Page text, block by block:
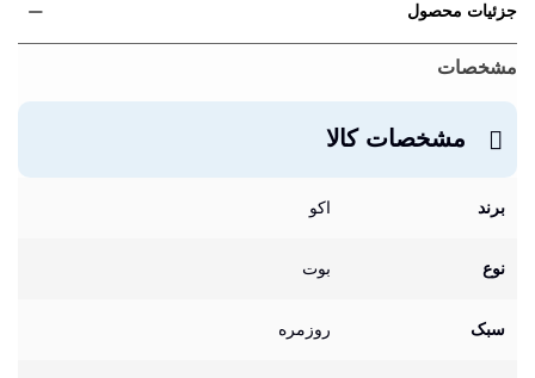
جزئیات محصول
مشخصات
مشخصات کالا
برند اکو
نوع بوت
سبک روزمره